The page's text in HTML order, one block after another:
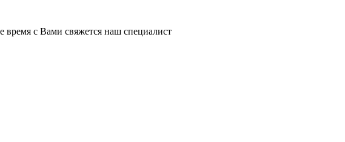
с Вами свяжется наш специалист